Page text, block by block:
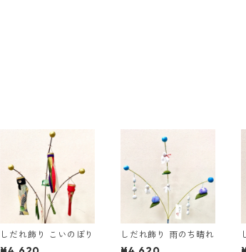
しだれ飾り こいのぼり しだれ飾り 雨のち晴れ